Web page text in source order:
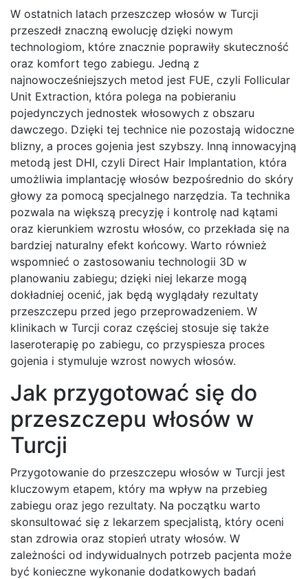
W ostatnich latach przeszczep włosów w Turcji
przeszedł znaczną ewolucję dzięki nowym
technologiom, które znacznie poprawiły skuteczność
oraz komfort tego zabiegu. Jedną z
najnowocześniejszych metod jest FUE, czyli Follicular
Unit Extraction, która polega na pobieraniu
pojedynczych jednostek włosowych z obszaru
dawczego. Dzięki tej technice nie pozostają widoczne
blizny, a proces gojenia jest szybszy. Inną innowacyjną
metodą jest DHI, czyli Direct Hair Implantation, która
umożliwia implantację włosów bezpośrednio do skóry
głowy za pomocą specjalnego narzędzia. Ta technika
pozwala na większą precyzję i kontrolę nad kątami
oraz kierunkiem wzrostu włosów, co przekłada się na
bardziej naturalny efekt końcowy. Warto również
wspomnieć o zastosowaniu technologii 3D w
planowaniu zabiegu; dzięki niej lekarze mogą
dokładniej ocenić, jak będą wyglądały rezultaty
przeszczepu przed jego przeprowadzeniem. W
klinikach w Turcji coraz częściej stosuje się także
laseroterapię po zabiegu, co przyspiesza proces
gojenia i stymuluje wzrost nowych włosów.
Jak przygotować się do
przeszczepu włosów w
Turcji
Przygotowanie do przeszczepu włosów w Turcji jest
kluczowym etapem, który ma wpływ na przebieg
zabiegu oraz jego rezultaty. Na początku warto
skonsultować się z lekarzem specjalistą, który oceni
stan zdrowia oraz stopień utraty włosów. W
zależności od indywidualnych potrzeb pacjenta może
być konieczne wykonanie dodatkowych badań